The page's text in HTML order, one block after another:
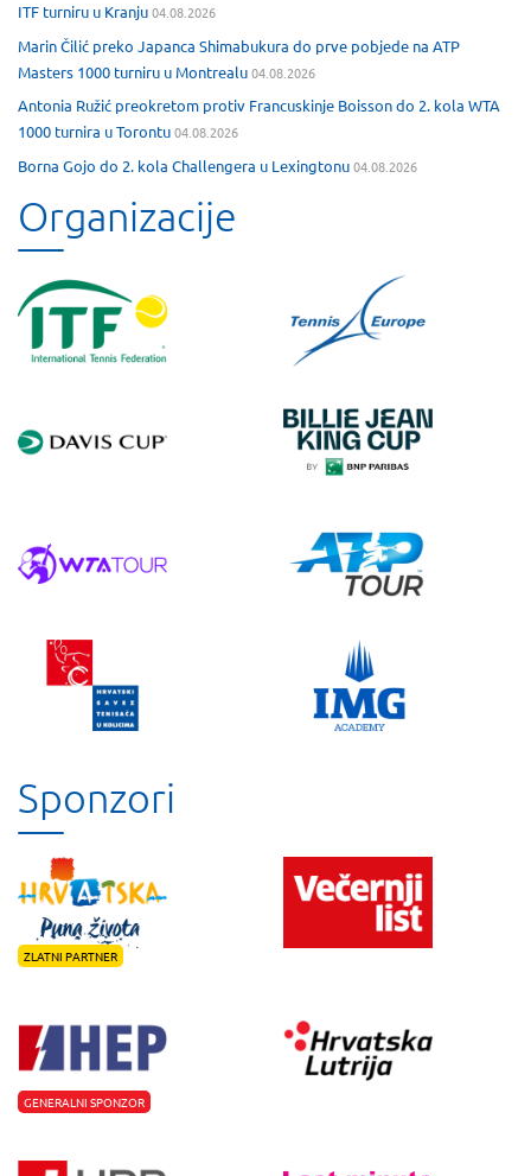
ITF turniru u Kranju04.08.2026
Marin Čilić preko Japanca Shimabukura do prve pobjede na ATP
Masters 1000 turniru u Montrealu04.08.2026
Antonia Ružić preokretom protiv Francuskinje Boisson do 2. kola WTA
1000 turnira u Torontu04.08.2026
Borna Gojo do 2. kola Challengera u Lexingtonu04.08.2026
Organizacije
Sponzori
ZLATNI PARTNER
GENERALNI SPONZOR